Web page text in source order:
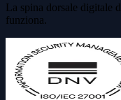
La spina dorsale digitale
funziona.